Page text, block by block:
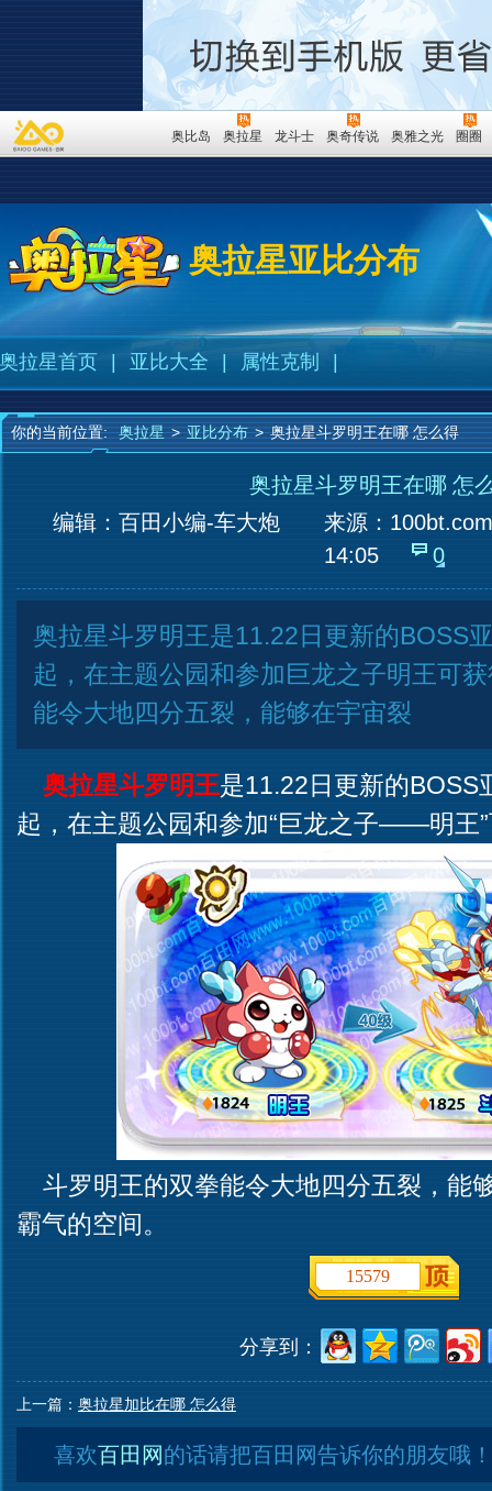
奥比岛 奥拉星 龙斗士 奥奇传说 奥雅之光 圈圈
奥拉星亚比分布
奥拉星首页 亚比大全 属性克制
你的当前位置: 奥拉星 > 亚比分布 > 奥拉星斗罗明王在哪 怎么得
奥拉星斗罗明王在哪 怎
编辑：百田小编-车大炮
来源：
14:05
0
奥拉星斗罗明王是11.22日更新的BOSS
起，在主题公园和参加巨龙之子明王可
能令大地四分五裂，能够在宇宙裂
奥拉星斗罗明王是11.22日更新的BOSS
起，在主题公园和参加“巨龙之子——明王
斗罗明王的双拳能令大地四分五裂，能
霸气的空间。
15579
分享到：
上一篇： 奥拉星加比在哪 怎么得
喜欢百田网的话请把百田网告诉你的朋友哦